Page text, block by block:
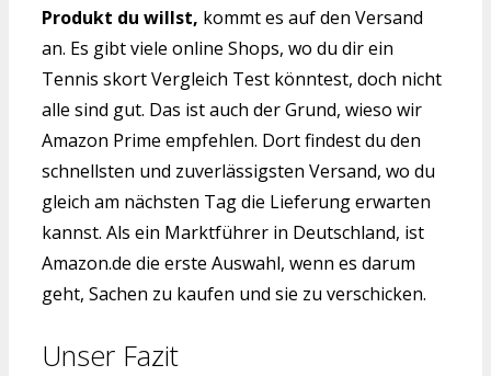
Produkt du willst, kommt es auf den Versand
an. Es gibt viele online Shops, wo du dir ein
Tennis skort Vergleich Test könntest, doch nicht
alle sind gut. Das ist auch der Grund, wieso wir
Amazon Prime empfehlen. Dort findest du den
schnellsten und zuverlässigsten Versand, wo du
gleich am nächsten Tag die Lieferung erwarten
kannst. Als ein Marktführer in Deutschland, ist
Amazon.de die erste Auswahl, wenn es darum
geht, Sachen zu kaufen und sie zu verschicken.
Unser Fazit